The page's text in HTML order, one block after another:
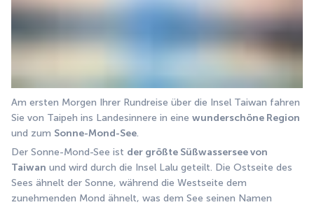
Am ersten Morgen Ihrer Rundreise über die Insel Taiwan fahren
Sie von Taipeh ins Landesinnere in eine wunderschöne Region
und zum Sonne-Mond-See.
Der Sonne-Mond-See ist der größte Süßwassersee von
Taiwan und wird durch die Insel Lalu geteilt. Die Ostseite des
Sees ähnelt der Sonne, während die Westseite dem
zunehmenden Mond ähnelt, was dem See seinen Namen